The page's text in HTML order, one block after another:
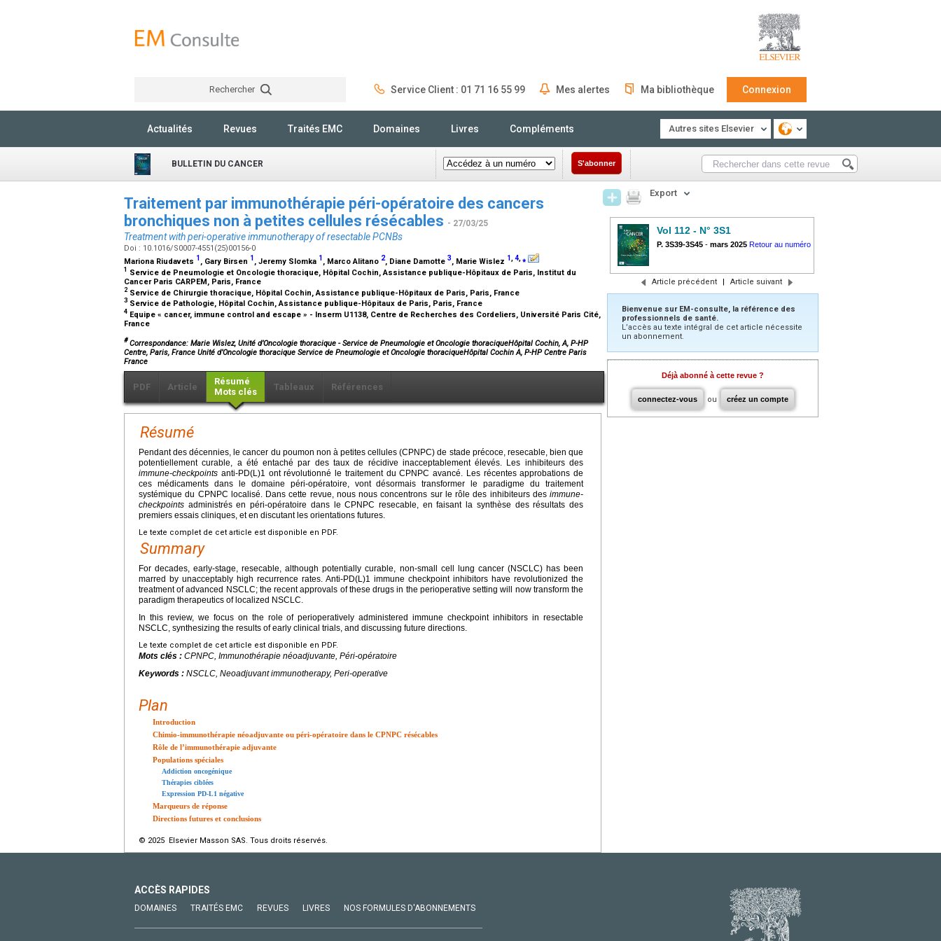
Rechercher Service Client : 01 71 16 55 99 Mes alertes Ma bibliothèque Connexion
Actualités Revues Traités EMC Domaines Livres Compléments Autres sites Elsevier
BULLETIN DU CANCER S'abonner
Traitement par immunothérapie péri-opératoire des cancers
bronchiques non à petites cellules résécables - 27/03/25
Treatment with peri-operative immunotherapy of resectable PCNBs
Doi : 10.1016/S0007-4551(25)00156-0
Mariona Riudavets 1 , Gary Birsen 1 , Jeremy Slomka 1 , Marco Alitano 2, Diane Damotte 3, Marie Wislez 1,4,⁎
1 Service de Pneumologie et Oncologie thoracique, Hôpital Cochin, Assistance publique-Hôpitaux de Paris, Institut du
Cancer Paris CARPEM, Paris, France
2 Service de Chirurgie thoracique, Hôpital Cochin, Assistance publique-Hôpitaux de Paris, Paris, France
3 Service de Pathologie, Hôpital Cochin, Assistance publique-Hôpitaux de Paris, Paris, France
4 Equipe « cancer, immune control and escape » - Inserm U1138, Centre de Recherches des Cordeliers, Université Paris Cité,
France
#Correspondance: Marie Wislez, Unité d’Oncologie thoracique - Service de Pneumologie et Oncologie thoraciqueHôpital Cochin, A, P-HP
Centre, Paris, France Unité d’Oncologie thoracique Service de Pneumologie et Oncologie thoraciqueHôpital Cochin A, P-HP Centre Paris
France
PDF Article
Résumé
Mots clés
Tableaux Références
Résumé
Pendant des décennies, le cancer du poumon non à petites cellules (CPNPC) de stade précoce, resecable, bien que
potentiellement curable, a été entaché par des taux de récidive inacceptablement élevés. Les inhibiteurs des
immune-checkpoints anti-PD(L)1 ont révolutionné le traitement du CPNPC avancé. Les récentes approbations de
ces médicaments dans le domaine péri-opératoire, vont désormais transformer le paradigme du traitement
systémique du CPNPC localisé. Dans cette revue, nous nous concentrons sur le rôle des inhibiteurs des immune-
checkpoints administrés en péri-opératoire dans le CPNPC resecable, en faisant la synthèse des résultats des
premiers essais cliniques, et en discutant les orientations futures.
Le texte complet de cet article est disponible en PDF.
Summary
For decades, early-stage, resecable, although potentially curable, non-small cell lung cancer (NSCLC) has been
marred by unacceptably high recurrence rates. Anti-PD(L)1 immune checkpoint inhibitors have revolutionized the
treatment of advanced NSCLC; the recent approvals of these drugs in the perioperative setting will now transform the
paradigm therapeutics of localized NSCLC.
In this review, we focus on the role of perioperatively administered immune checkpoint inhibitors in resectable
NSCLC, synthesizing the results of early clinical trials, and discussing future directions.
Le texte complet de cet article est disponible en PDF.
Mots clés : CPNPC, Immunothérapie néoadjuvante, Péri-opératoire
Keywords : NSCLC, Neoadjuvant immunotherapy, Peri-operative
Plan
Introduction
Chimio-immunothérapie néoadjuvante ou péri-opératoire dans le CPNPC résécables
Rôle de l’immunothérapie adjuvante
Populations spéciales
Addiction oncogénique
Thérapies ciblées
Expression PD-L1 négative
Marqueurs de réponse
Directions futures et conclusions
© 2025 Elsevier Masson SAS. Tous droits réservés.
Export
Vol 112 - N° 3S1
P. 3S39-3S45 - mars 2025 Retour au numéro
Article précédent | Article suivant
Bienvenue sur EM-consulte, la référence des
professionnels de santé.
L’accès au texte intégral de cet article nécessite
un abonnement.
Déjà abonné à cette revue ?
connectez-vous ou créez un compte
ACCÈS RAPIDES
DOMAINES TRAITÉS EMC REVUES LIVRES NOS FORMULES D'ABONNEMENTS